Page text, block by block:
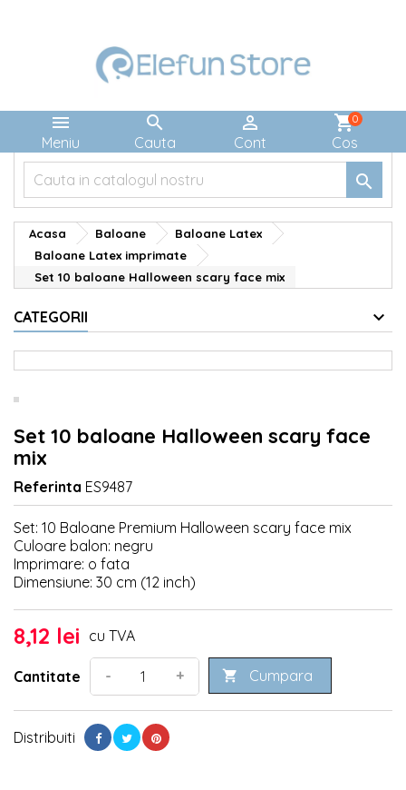

Meniu

Cauta

Cont
shopping_cart
Cos
0

Acasa Baloane
Baloane Latex
Baloane Latex imprimate
Set 10 baloane Halloween scary face mix
CATEGORII
Set 10 baloane Halloween scary face
mix
Referinta ES9487
Set: 10 Baloane Premium Halloween scary face mix
Culoare balon: negru
Imprimare: o fata
Dimensiune: 30 cm (12 inch)
8,12 lei cu TVA
Cantitate - +  Cumpara
Distribuiti